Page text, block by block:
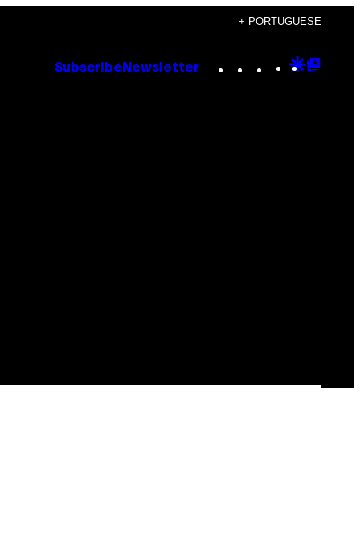
+ PORTUGUESE
Subscribe Newsletter Instagram
TikTok
YouTube
Google